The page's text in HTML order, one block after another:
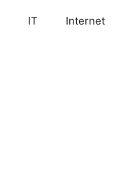
IT Internet